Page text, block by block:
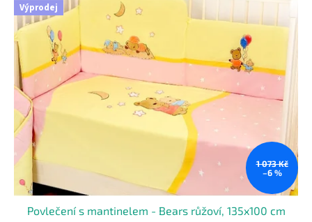
p Výprodej
1 073 Kč
–6 %
Povlečení s mantinelem - Bears růžoví, 135x100 cm